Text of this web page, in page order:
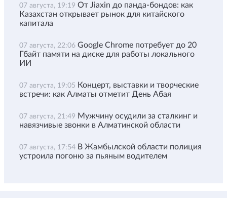
07 августа, 19:19 От Jiaxin до панда-бондов: как
Казахстан открывает рынок для китайского
капитала
07 августа, 22:06 Google Chrome потребует до 20
Гбайт памяти на диске для работы локального
ИИ
07 августа, 19:05 Концерт, выставки и творческие
встречи: как Алматы отметит День Абая
07 августа, 21:49 Мужчину осудили за сталкинг и
навязчивые звонки в Алматинской области
07 августа, 17:54 В Жамбылской области полиция
устроила погоню за пьяным водителем